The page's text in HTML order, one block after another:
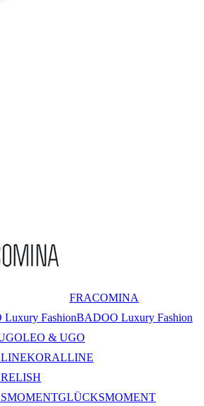
FRACOMINA
BADOO Luxury Fashion
LEO & UGO
KORALLINE
RELISH
GLÜCKSMOMENT